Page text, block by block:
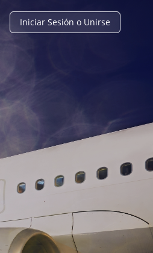
Iniciar Sesión o Unirse